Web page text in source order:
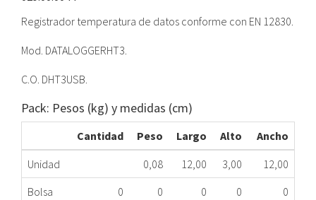
Registrador temperatura de datos conforme con EN 12830.
Mod. DATALOGGERHT3.
C.O. DHT3USB.
Pack: Pesos (kg) y medidas (cm)
Cantidad Peso Largo Alto
Ancho
Unidad
0,08 12,00 3,00
12,00
Bolsa
0 0 0 0
0